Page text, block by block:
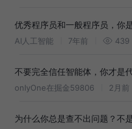
优秀程序员和一般程序员，你
AI人工智能 7年前 439
不要完全信任智能体，你才是
onlyOne在掘金59806 2月前
为什么你总是查不出问题？不